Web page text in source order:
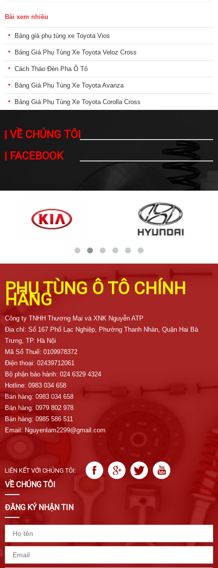
Bài xem nhiều
Bảng giá phụ tùng xe Toyota Vios
Bảng Giá Phụ Tùng Xe Toyota Veloz Cross
Cách Tháo Đèn Pha Ô Tô
Bảng Giá Phụ Tùng Xe Toyota Avanza
Bảng Giá Phụ Tùng Xe Toyota Corolla Cross
VỀ CHÚNG TÔI
FACEBOOK
PHỤ TÙNG Ô TÔ CHÍNH
HÃNG
Công ty TNHH Thương Mại và XNK Nguyễn ATP
Địa chỉ: Số 167 Phố Lạc Nghiệp, Phường Thanh Nhàn, Quận Hai Bà
Trưng, TP. Hà Nội
Mã Số Thuế: 0109978372
Điện thoại: 02439712061
Bộ phận bảo hành: 024 6329 4324
Hotline: 0983 034 658
Bán hàng: 0983 034 658
Bán hàng: 0979 802 978
Bán hàng: 0985 586 511
Email: Nguyenlam2299@gmail.com
LIÊN KẾT VỚI CHÚNG TÔI:
VỀ CHÚNG TÔI
ĐĂNG KÝ NHẬN TIN